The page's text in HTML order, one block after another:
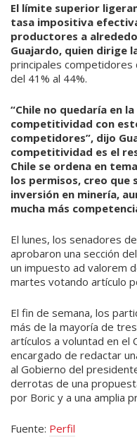
El límite superior
tasa impositiva
productores a
Guajardo, quien dirige
principales competidores
del 41% al 44%.
“Chile no quedaría en
competitividad con
competidores”, dijo
competitividad es el
Chile se ordena en
los permisos, creo que
inversión en minería,
mucha más
El lunes, los senadores
aprobaron una sección
un impuesto ad valorem
martes votando artículo
El fin de semana, los
más de la mayoría de
artículos a voluntad en el
encargado de redactar
al Gobierno del
derrotas de una
por Boric y a una amplia
Fuente: Perfil